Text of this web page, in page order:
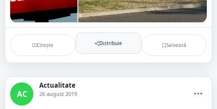
Citește Distribuie Salvează
AC
Actualitate
26 august 2019